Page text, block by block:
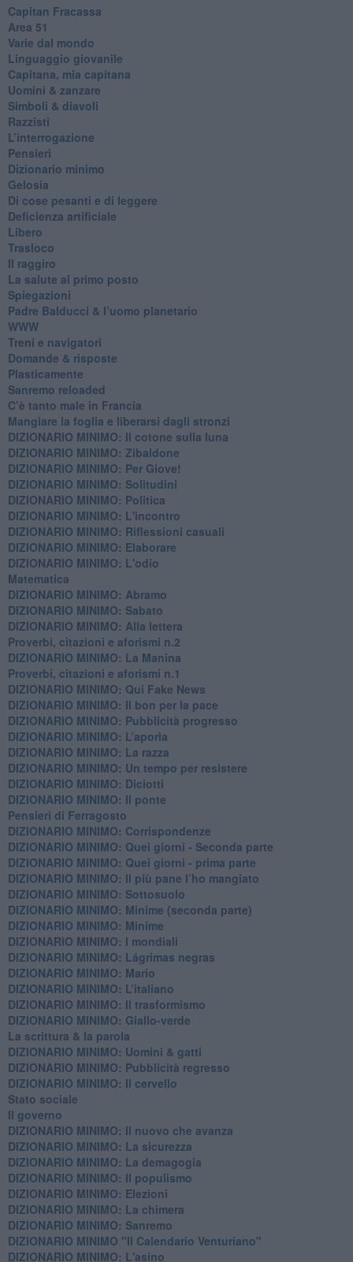
​Capitan Fracassa
​Area 51
Varie dal mondo
​Linguaggio giovanile
​Capitana, mia capitana
Uomini & zanzare
​Simboli & diavoli
Razzisti
​L’interrogazione
Pensieri
​Dizionario minimo
Gelosia
Di cose pesanti e di leggere
​Deficienza artificiale
Libero
Trasloco
Il raggiro
​La salute al primo posto
Spiegazioni
Padre Balducci & l’uomo planetario
WWW
​Treni e navigatori
​Domande & risposte
​Plasticamente
Sanremo reloaded
C’è tanto male in Francia
​Mangiare la foglia e liberarsi dagli stronzi
DIZIONARIO MINIMO: Il cotone sulla luna
DIZIONARIO MINIMO: Zibaldone
DIZIONARIO MINIMO: Per Giove!
DIZIONARIO MINIMO: Solitudini
DIZIONARIO MINIMO: Politica
DIZIONARIO MINIMO: L'incontro
DIZIONARIO MINIMO: Riflessioni casuali
DIZIONARIO MINIMO: Elaborare
DIZIONARIO MINIMO: L'odio
​Matematica
DIZIONARIO MINIMO: Abramo
DIZIONARIO MINIMO: Sabato
​DIZIONARIO MINIMO: Alla lettera
Proverbi, citazioni e aforismi n.2
DIZIONARIO MINIMO: La Manina
​Proverbi, citazioni e aforismi n.1
DIZIONARIO MINIMO: Qui Fake News
DIZIONARIO MINIMO: ​Il bon per la pace
DIZIONARIO MINIMO: Pubblicità progresso
DIZIONARIO MINIMO: L’aporìa
DIZIONARIO MINIMO: La razza
DIZIONARIO MINIMO: Un tempo per resistere
DIZIONARIO MINIMO: Diciotti
DIZIONARIO MINIMO: Il ponte
Pensieri di Ferragosto
DIZIONARIO MINIMO: Corrispondenze
DIZIONARIO MINIMO: Quei giorni - Seconda parte
DIZIONARIO MINIMO: Quei giorni - prima parte
DIZIONARIO MINIMO: Il più pane l’ho mangiato
DIZIONARIO MINIMO: Sottosuolo
DIZIONARIO MINIMO: Minime (seconda parte)
DIZIONARIO MINIMO: Minime
DIZIONARIO MINIMO: ​I mondiali
DIZIONARIO MINIMO: ​Lágrimas negras
DIZIONARIO MINIMO: Mario
DIZIONARIO MINIMO: L’italiano
DIZIONARIO MINIMO: Il trasformismo
DIZIONARIO MINIMO: Giallo-verde
La scrittura & la parola
​DIZIONARIO MINIMO: Uomini & gatti
DIZIONARIO MINIMO: ​Pubblicità regresso
DIZIONARIO MINIMO: Il cervello
Stato sociale
Il governo
DIZIONARIO MINIMO: Il nuovo che avanza
DIZIONARIO MINIMO: La sicurezza
DIZIONARIO MINIMO: La demagogia
DIZIONARIO MINIMO: Il populismo
DIZIONARIO MINIMO: Elezioni
DIZIONARIO MINIMO: La chimera
DIZIONARIO MINIMO: Sanremo
DIZIONARIO MINIMO "Il Calendario Venturiano"
DIZIONARIO MINIMO: L'asino